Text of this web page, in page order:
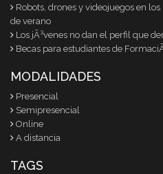
Robots, drones y videojuegos en
de verano
Los jÃ³venes no dan el perfil que
Becas para estudiantes de
MODALIDADES
Presencial
Semipresencial
Online
A distancia
TAGS